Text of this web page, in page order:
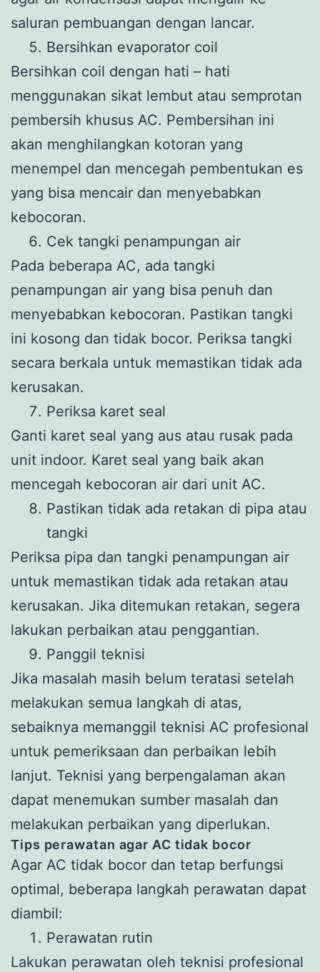
saluran pembuangan dengan lancar.
Bersihkan evaporator coil
Bersihkan coil dengan hati – hati
menggunakan sikat lembut atau semprotan
pembersih khusus AC. Pembersihan ini
akan menghilangkan kotoran yang
menempel dan mencegah pembentukan es
yang bisa mencair dan menyebabkan
kebocoran.
Cek tangki penampungan air
Pada beberapa AC, ada tangki
penampungan air yang bisa penuh dan
menyebabkan kebocoran. Pastikan tangki
ini kosong dan tidak bocor. Periksa tangki
secara berkala untuk memastikan tidak ada
kerusakan.
Periksa karet seal
Ganti karet seal yang aus atau rusak pada
unit indoor. Karet seal yang baik akan
mencegah kebocoran air dari unit AC.
Pastikan tidak ada retakan di pipa atau
tangki
Periksa pipa dan tangki penampungan air
untuk memastikan tidak ada retakan atau
kerusakan. Jika ditemukan retakan, segera
lakukan perbaikan atau penggantian.
Panggil teknisi
Jika masalah masih belum teratasi setelah
melakukan semua langkah di atas,
sebaiknya memanggil teknisi AC profesional
untuk pemeriksaan dan perbaikan lebih
lanjut. Teknisi yang berpengalaman akan
dapat menemukan sumber masalah dan
melakukan perbaikan yang diperlukan.
Tips perawatan agar AC tidak bocor
Agar AC tidak bocor dan tetap berfungsi
optimal, beberapa langkah perawatan dapat
diambil:
Perawatan rutin
Lakukan perawatan oleh teknisi profesional